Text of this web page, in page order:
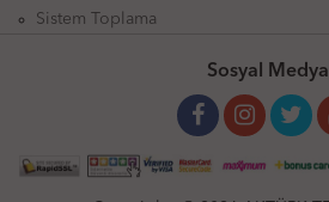
Sistem Toplama
Sosyal Medya